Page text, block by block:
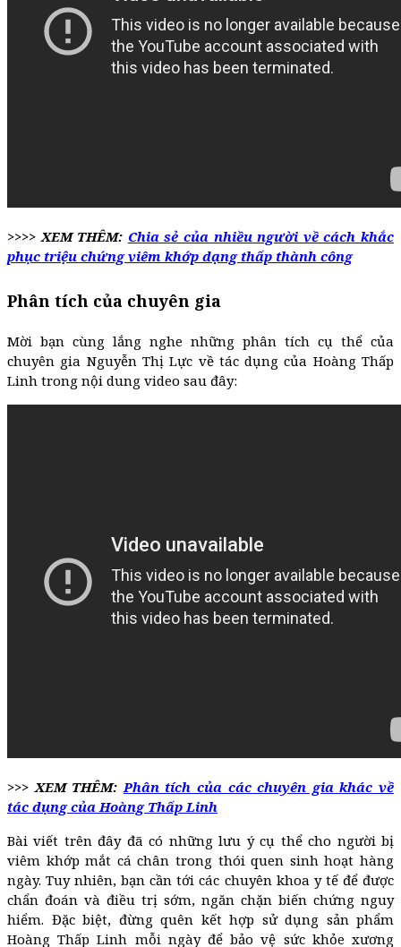
>>>> XEM THÊM: Chia sẻ của nhiều người về cách khắc
phục triệu chứng viêm khớp dạng thấp thành công
Phân tích của chuyên gia
Mời bạn cùng lắng nghe những phân tích cụ thể của
chuyên gia Nguyễn Thị Lực về tác dụng của Hoàng Thấp
Linh trong nội dung video sau đây:
>>> XEM THÊM: Phân tích của các chuyên gia khác về
tác dụng của Hoàng Thấp Linh
Bài viết trên đây đã có những lưu ý cụ thể cho người bị
viêm khớp mắt cá chân trong thói quen sinh hoạt hàng
ngày. Tuy nhiên, bạn cần tới các chuyên khoa y tế để được
chẩn đoán và điều trị sớm, ngăn chặn biến chứng nguy
hiểm. Đặc biệt, đừng quên kết hợp sử dụng sản phẩm
Hoàng Thấp Linh mỗi ngày để bảo vệ sức khỏe xương